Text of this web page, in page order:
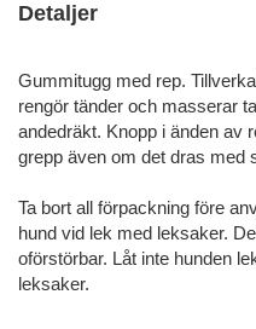
Detaljer
Gummitugg med rep.
rengör tänder och masserar
andedräkt. Knopp i änden av
grepp även om det dras med
Ta bort all förpackning före
hund vid lek med leksaker.
oförstörbar. Låt inte hunden
leksaker.